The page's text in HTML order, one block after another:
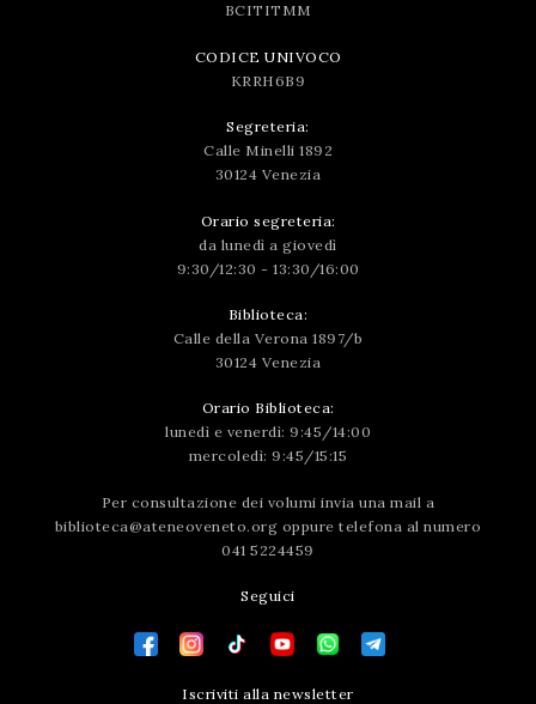
BCITITMM
CODICE UNIVOCO
KRRH6B9
Segreteria:
Calle Minelli 1892
30124 Venezia
Orario segreteria:
da lunedì a giovedì
9:30/12:30 - 13:30/16:00
Biblioteca:
Calle della Verona 1897/b
30124 Venezia
Orario Biblioteca:
lunedì e venerdì: 9:45/14:00
mercoledì: 9:45/15:15
Per consultazione dei volumi invia una mail a
biblioteca@ateneoveneto.org oppure telefona al numero
041 5224459
Seguici
Iscriviti alla newsletter